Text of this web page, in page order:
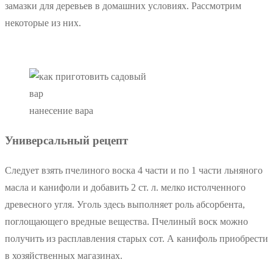
замазки для деревьев в домашних условиях. Рассмотрим
некоторые из них.
нанесение вара
Универсальный рецепт
Следует взять пчелиного воска 4 части и по 1 части льняного
масла и канифоли и добавить 2 ст. л. мелко истолченного
древесного угля. Уголь здесь выполняет роль абсорбента,
поглощающего вредные вещества. Пчелиный воск можно
получить из расплавления старых сот. А канифоль приобрести
в хозяйственных магазинах.